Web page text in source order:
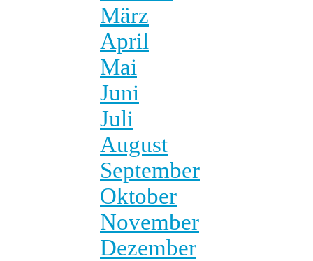
März
April
Mai
Juni
Juli
August
September
Oktober
November
Dezember